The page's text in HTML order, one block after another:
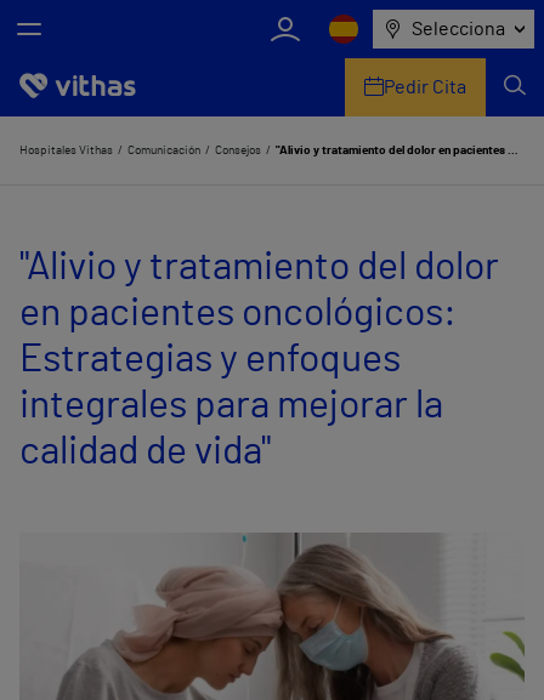
Selecciona
Nosotros
Servicios de salud
Equipo médico y asistencial
Comunicación
Pedir Cita
Hospitales Vithas Comunicación Consejos "Alivio y tratamiento del dolor en pacientes oncológicos: Estrategias y enfoques integrales para mejorar la calidad de vida"
"Alivio y tratamiento del dolor
en pacientes oncológicos:
Estrategias y enfoques
integrales para mejorar la
calidad de vida"